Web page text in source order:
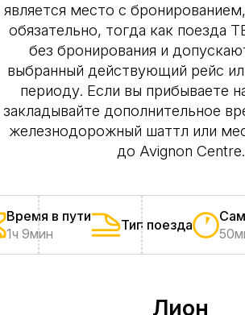
является место с
обязательно, тогда как поезда
без бронирования и
выбранный действующий рейс
периоду. Если вы прибываете
закладывайте дополнительное
железнодорожный шаттл или
до Avignon Centre.
Время в пути
1ч 9мин
Тип поезда
Лион